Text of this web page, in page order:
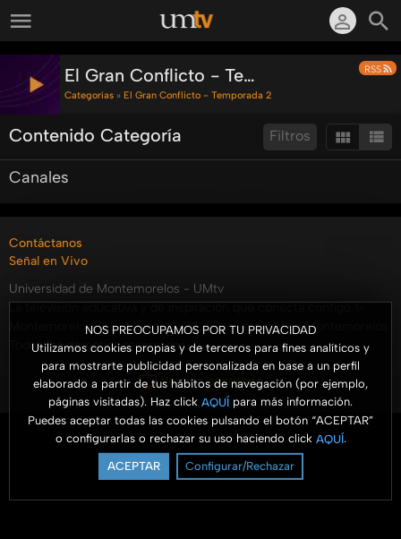
NOS PREOCUPAMOS POR TU PRIVACIDAD
Utilizamos cookies propias y de terceros para fines analíticos y
para mostrarte publicidad personalizada en base a un perfil
elaborado a partir de tus hábitos de navegación (por ejemplo,
páginas visitadas). Haz click AQUÍ para más información.
Puedes aceptar todas las cookies pulsando el botón “ACEPTAR”
o configurarlas o rechazar su uso haciendo click AQUÍ.
ACEPTAR Configurar/Rechazar
RSS
El Gran Conflicto - Temporada 2
Categorías » El Gran Conflicto - Temporada 2
Filtros
Contenido Categoría
Ordenar por:
Canales
Contáctanos
Señal en Vivo
Universidad de Montemorelos - UMtv
La televisión educativa y de inspiración que conecta contigo.✨
Montemorelos, N.L., México © 2025 Universidad de Montemorelos.
Todos los derechos reservados.
Versión escritorio